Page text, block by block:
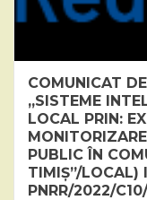
COMUNICAT
„SISTEME
LOCAL PRIN:
PUBLIC ÎN
TIMIȘ”/LOCAL)
PNRR/2022/